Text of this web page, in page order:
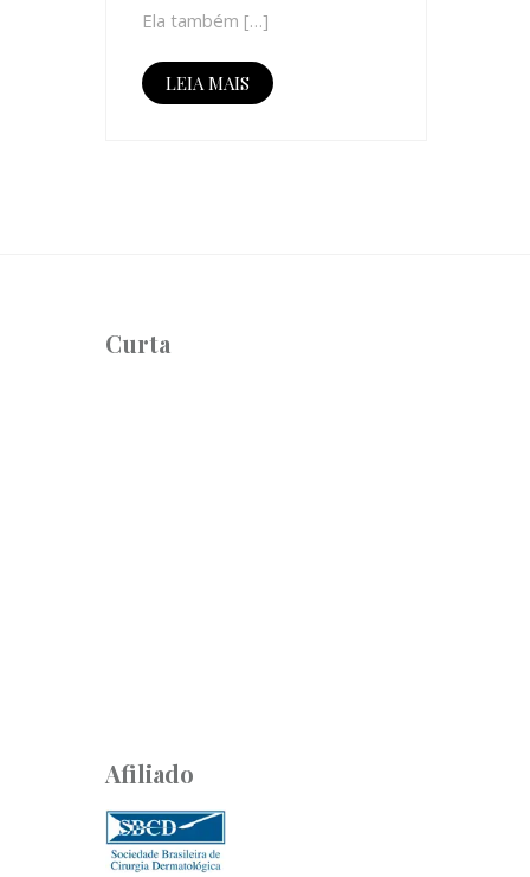
Ela também […]
LEIA MAIS
Curta
Afiliado